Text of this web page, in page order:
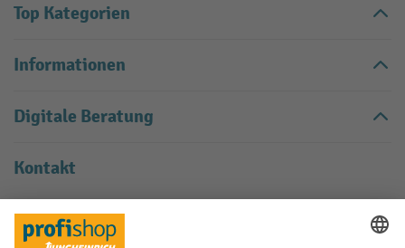
Top Kategorien
Informationen
Digitale Beratung
Kontakt
Kontaktieren Sie uns über unser